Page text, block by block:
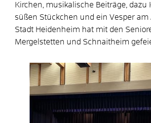
Kirchen, musikalische Beiträge, dazu
süßen Stückchen und ein Vesper am
Stadt Heidenheim hat mit den
Mergelstetten und Schnaitheim